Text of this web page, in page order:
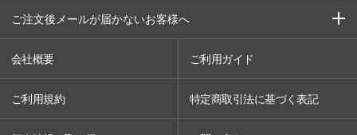
ご注文後メールが届かないお客様へ
会社概要 ご利用ガイド
ご利用規約 特定商取引法に基づく表記